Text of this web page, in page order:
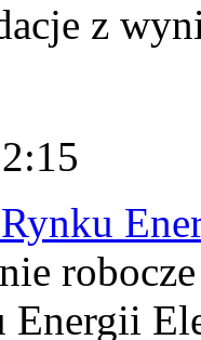
z
Energii